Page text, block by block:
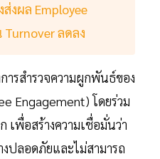
งผล Employee
ลดลง
รสำรวจความผูกพันธ์ของ
Engagement) โดยร่วม
พื่อสร้างความเชื่อมั่นว่า
ปลอดภัยและไม่สามารถ